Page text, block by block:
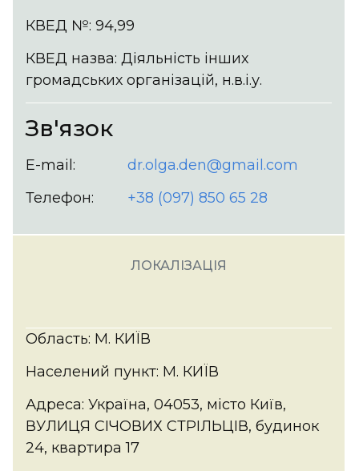
КВЕД №: 94,99
КВЕД назва: Діяльність інших
громадських організацій, н.в.і.у.
Зв'язок
E-mail:
dr.olga.den@gmail.com
Телефон:
+38 (097) 850 65 28
ЛОКАЛІЗАЦІЯ
Область: М. КИЇВ
Населений пункт: М. КИЇВ
Адреса: Україна, 04053, місто Київ,
ВУЛИЦЯ СІЧОВИХ СТРІЛЬЦІВ, будинок
24, квартира 17